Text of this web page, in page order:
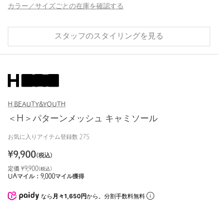
カラー／サイズごとの在庫を確認する
スタッフのスタイリングを見る
H BEAUTY&YOUTH
＜H＞パターンメッシュ キャミソール
お気に入りアイテム登録数 275
¥9,900(税込)
定価 ¥9,900(税込)
UAマイル： 9,000マイル獲得
なら 月々1,650円から。分割手数料無料